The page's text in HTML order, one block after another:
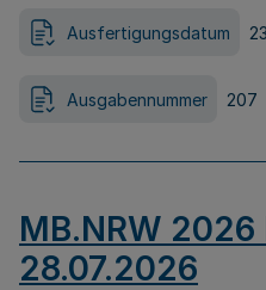
Ausfertigungsdatum
Ausgabennummer 207
MB.NRW
28.07.2026